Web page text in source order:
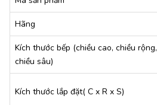
Hãng
Kích thước bếp (chiều cao, chiều rộng,
chiều sâu)
Kích thước lắp đặt( C x R x S)